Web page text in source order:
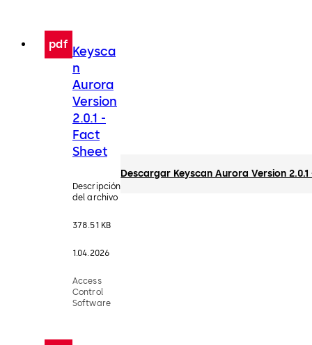
pdf Keysca
n
Aurora
Version
2.0.1 -
Fact
Sheet
Descripción
del archivo
378.51 KB
1.04.2026
Access
Control
Software
Descargar Keyscan Aurora Version 2.0.1